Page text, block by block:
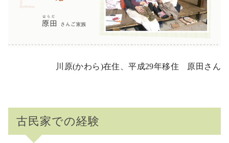
川原(かわら)在住、平成29年移住 原田さん
古民家での経験